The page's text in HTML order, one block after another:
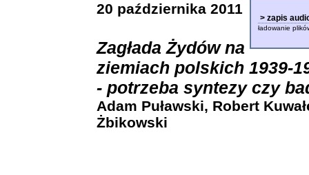
> zapis
ładowanie
20 października 2011
Zagłada Żydów na
ziemiach polskich 1939-
- potrzeba syntezy czy
Adam Puławski, Robert
Żbikowski